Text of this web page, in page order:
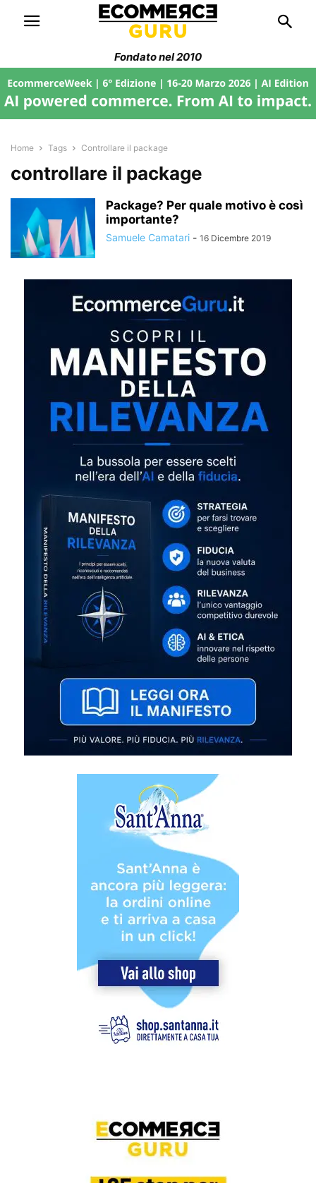
Fondato nel 2010
Home Tags Controllare il package
controllare il package
Package? Per quale motivo è così
importante?
Samuele Camatari - 16 Dicembre 2019